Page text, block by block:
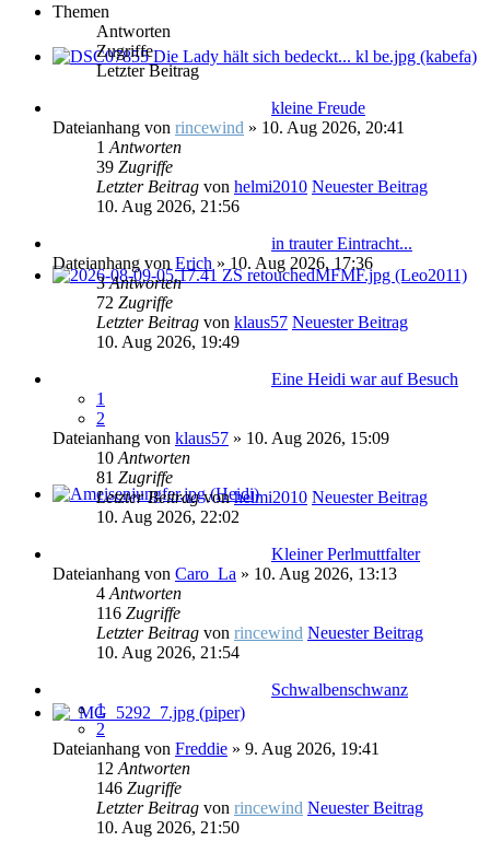
Themen
Antworten
Zugriffe
Letzter Beitrag
kleine Freude
Dateianhang von rincewind » 10. Aug 2026, 20:41
1 Antworten
39 Zugriffe
Letzter Beitrag von helmi2010 Neuester Beitrag
10. Aug 2026, 21:56
in trauter Eintracht...
Dateianhang von Erich » 10. Aug 2026, 17:36
3Antworten
72 Zugriffe
Letzter Beitrag von klaus57 Neuester Beitrag
10. Aug 2026, 19:49
Eine Heidi war auf Besuch
1
2
Dateianhang von klaus57 » 10. Aug 2026, 15:09
10 Antworten
81 Zugriffe
Letzter Beitragvonhelmi2010 Neuester Beitrag
10. Aug 2026, 22:02
Kleiner Perlmuttfalter
Dateianhang von Caro_La » 10. Aug 2026, 13:13
4 Antworten
116 Zugriffe
Letzter Beitrag von rincewind Neuester Beitrag
10. Aug 2026, 21:54
Schwalbenschwanz
1
2
Dateianhang von Freddie » 9. Aug 2026, 19:41
12 Antworten
146 Zugriffe
Letzter Beitrag von rincewind Neuester Beitrag
10. Aug 2026, 21:50